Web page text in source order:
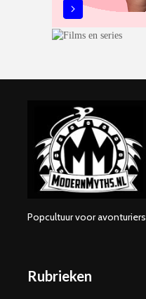
Popcultuur voor avonturiers
Rubrieken